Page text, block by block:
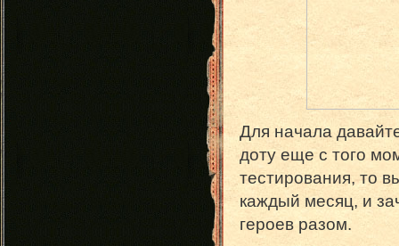
Для начала
доту еще с того
тестирования, то
каждый месяц, и
героев разом.